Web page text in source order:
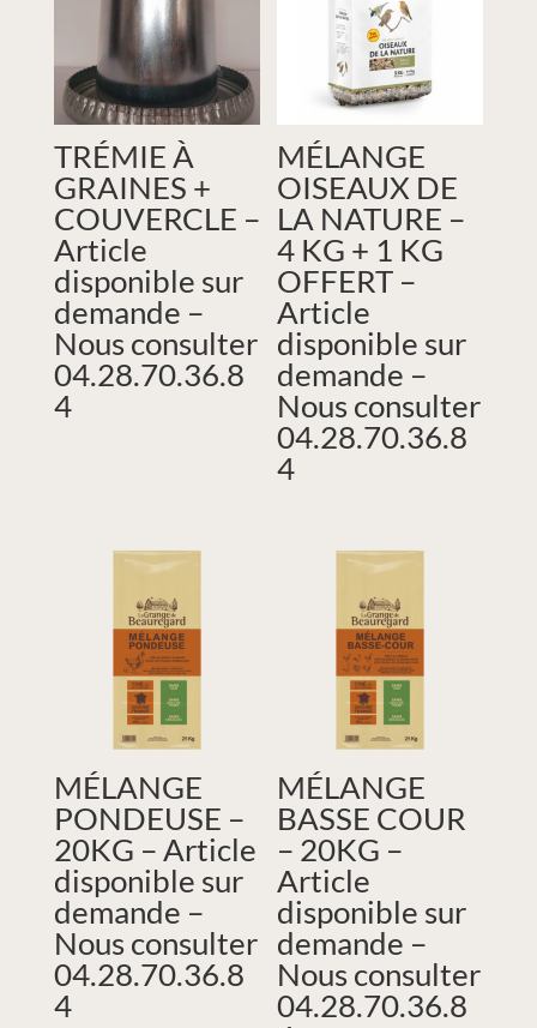
TRÉMIE À
GRAINES +
COUVERCLE –
Article
disponible sur
demande –
Nous consulter
04.28.70.36.8
4
MÉLANGE
OISEAUX DE
LA NATURE –
4 KG + 1 KG
OFFERT –
Article
disponible sur
demande –
Nous consulter
04.28.70.36.8
4
MÉLANGE
PONDEUSE –
20KG – Article
disponible sur
demande –
Nous consulter
04.28.70.36.8
4
MÉLANGE
BASSE COUR
– 20KG –
Article
disponible sur
demande –
Nous consulter
04.28.70.36.8